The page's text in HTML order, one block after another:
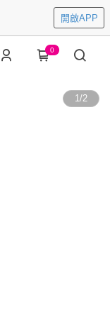
開啟APP
0
1/2